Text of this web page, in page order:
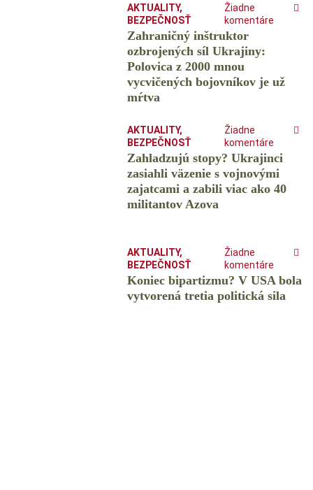
AKTUALITY,
BEZPEČNOSŤ
Žiadne
komentáre
Zahraničný inštruktor
ozbrojených síl Ukrajiny:
Polovica z 2000 mnou
vycvičených bojovníkov je už
mŕtva
AKTUALITY,
BEZPEČNOSŤ
Žiadne
komentáre
Zahladzujú stopy? Ukrajinci
zasiahli väzenie s vojnovými
zajatcami a zabili viac ako 40
militantov Azova
AKTUALITY,
BEZPEČNOSŤ
Žiadne
komentáre
Koniec bipartizmu? V USA bola
vytvorená tretia politická sila